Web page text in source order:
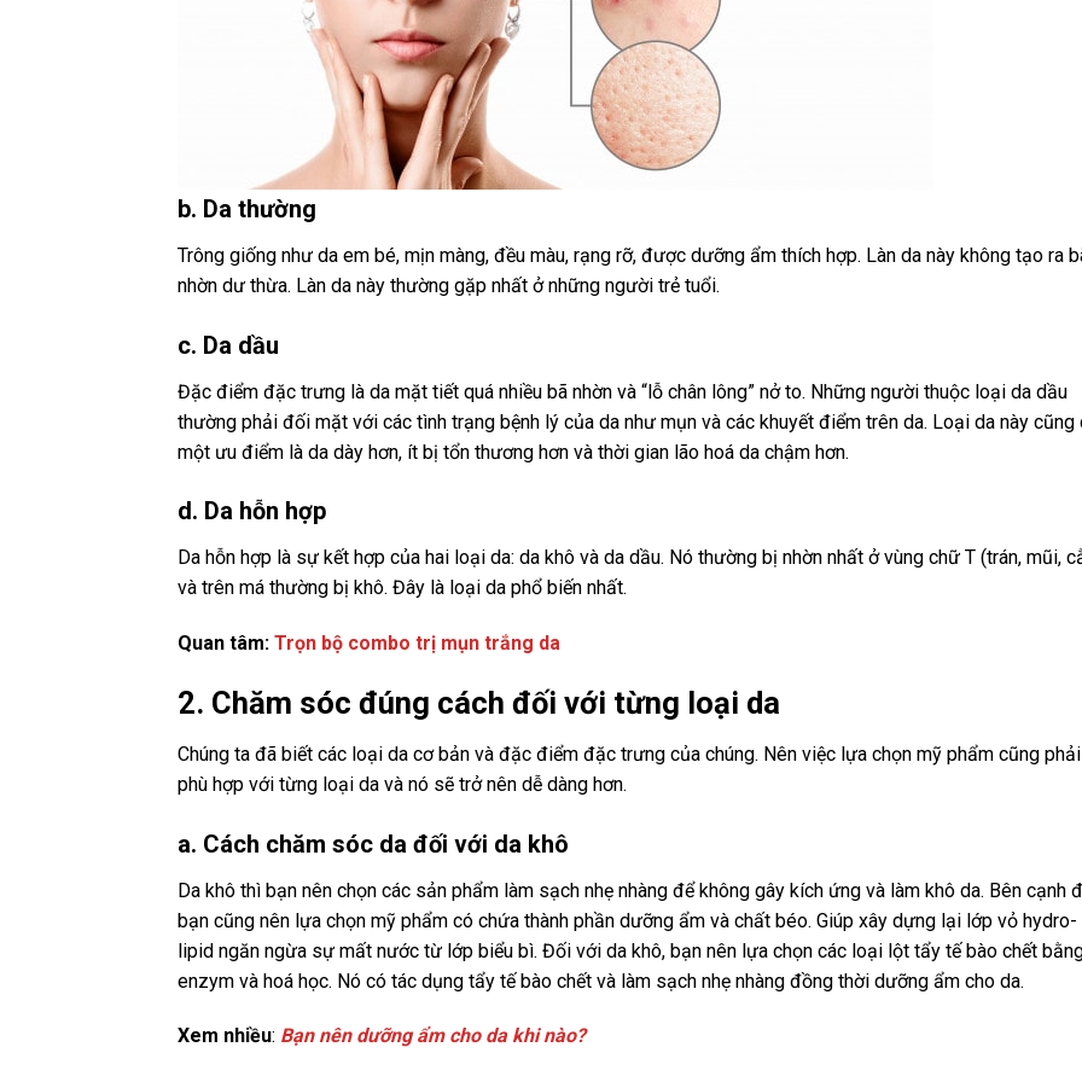
b. Da thường
Trông giống như da em bé, mịn màng, đều màu, rạng rỡ, được dưỡng ẩm thích hợp. Làn da này không tạo ra
nhờn dư thừa. Làn da này thường gặp nhất ở những người trẻ tuổi.
c. Da dầu
Đặc điểm đặc trưng là da mặt tiết quá nhiều bã nhờn và “lỗ chân lông” nở to. Những người thuộc loại da dầu
thường phải đối mặt với các tình trạng bệnh lý của da như mụn và các khuyết điểm trên da. Loại da này cũng
một ưu điểm là da dày hơn, ít bị tổn thương hơn và thời gian lão hoá da chậm hơn.
d. Da hỗn hợp
Da hỗn hợp là sự kết hợp của hai loại da: da khô và da dầu. Nó thường bị nhờn nhất ở vùng chữ T (trán, mũi,
và trên má thường bị khô. Đây là loại da phổ biến nhất.
Quan tâm: Trọn bộ combo trị mụn trắng da
2. Chăm sóc đúng cách đối với từng loại da
Chúng ta đã biết các loại da cơ bản và đặc điểm đặc trưng của chúng. Nên việc lựa chọn mỹ phẩm cũng phải
phù hợp với từng loại da và nó sẽ trở nên dễ dàng hơn.
a. Cách chăm sóc da đối với da khô
Da khô thì bạn nên chọn các sản phẩm làm sạch nhẹ nhàng để không gây kích ứng và làm khô da. Bên cạnh
bạn cũng nên lựa chọn mỹ phẩm có chứa thành phần dưỡng ẩm và chất béo. Giúp xây dựng lại lớp vỏ hydro-
lipid ngăn ngừa sự mất nước từ lớp biểu bì. Đối với da khô, bạn nên lựa chọn các loại lột tẩy tế bào chết
enzym và hoá học. Nó có tác dụng tẩy tế bào chết và làm sạch nhẹ nhàng đồng thời dưỡng ẩm cho da.
Xem nhiều: Bạn nên dưỡng ẩm cho da khi nào?